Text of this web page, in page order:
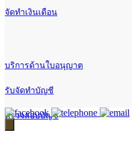
จัดทำเงินเดือน
บริการด้านใบอนุญาต
รับจัดทำบัญชี
ตรวจสอบบัญชี